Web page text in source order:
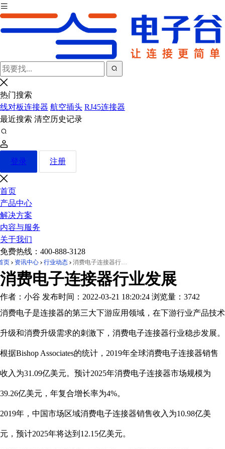
热门搜索
线对板连接器 航空插头 RJ45连接器
最近搜索 清空历史记录
登录 注册
首页
产品中心
解决方案
内容与服务
关于我们
免费热线： 400-888-3128
页 资讯中心 行业动态 消费电子连接器行业发展
消费电子连接器行业发展
作者：小谷 发布时间：2022-03-21 18:20:24 浏览量：3742
消费电子是连接器的第三大下游应用领域，在下游行业产品技术
升级和消费升级需求的刺激下，消费电子连接器行业稳步发展。
根据Bishop Associates的统计，2019年全球消费电子连接器销售
收入为31.09亿美元。预计2025年消费电子连接器市场规模为
39.26亿美元，年复合增长率为4%。
2019年，中国市场区域消费电子连接器销售收入为10.98亿美
元，预计2025年将达到12.15亿美元。